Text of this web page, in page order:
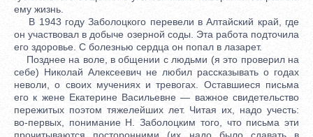
ему жизнь.
В 1943 году Заболоцкого перевели в Алтайский край, где
он участвовал в добыче озерной соды. Эта работа подточила
его здоровье. С болезнью сердца он попал в лазарет.
Позднее на воле, в общении с людьми (я это проверил на
себе) Николай Алексеевич не любил рассказывать о годах
неволи, о своих мучениях и тревогах. Оставшиеся письма
его к жене Екатерине Васильевне — важное свидетельство
пережитых поэтом тяжелейших лет. Читая их, надо учесть:
во-первых, понимание Н. Заболоцким того, что письма эти
прочитываются посторонними (их надо было сдавать в